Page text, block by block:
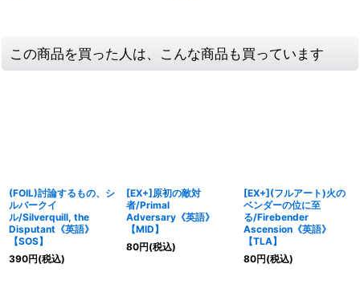
この商品を買った人は、こんな商品も買っています
(FOIL)討論するもの、シ
ルバークイ
ル/Silverquill, the
Disputant《英語》
【SOS】
390円(税込)
[EX+]原初の敵対
者/Primal
Adversary《英語》
【MID】
80円(税込)
[EX+](フルアート)火の
ベンダーの位に至
る/Firebender
Ascension《英語》
【TLA】
80円(税込)